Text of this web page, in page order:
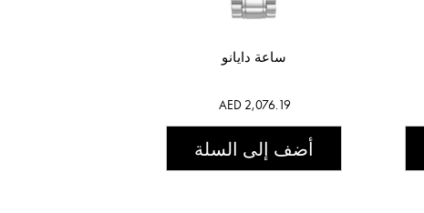
ساعة دايانو
AED 2,076.19
أضف إلى السلة